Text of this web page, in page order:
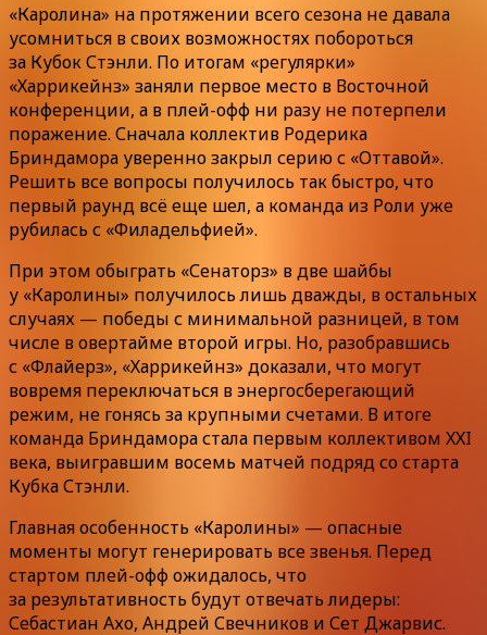
«Каролина» на протяжении всего сезона не давала
усомниться в своих возможностях побороться
за Кубок Стэнли. По итогам «регулярки»
«Харрикейнз» заняли первое место в Восточной
конференции, а в плей-офф ни разу не потерпели
поражение. Сначала коллектив Родерика
Бриндамора уверенно закрыл серию с «Оттавой».
Решить все вопросы получилось так быстро, что
первый раунд всё еще шел, а команда из Роли уже
рубилась с «Филадельфией».
При этом обыграть «Сенаторз» в две шайбы
у «Каролины» получилось лишь дважды, в остальных
случаях — победы с минимальной разницей, в том
числе в овертайме второй игры. Но, разобравшись
с «Флайерз», «Харрикейнз» доказали, что могут
вовремя переключаться в энергосберегающий
режим, не гонясь за крупными счетами. В итоге
команда Бриндамора стала первым коллективом XXI
века, выигравшим восемь матчей подряд со старта
Кубка Стэнли.
Главная особенность «Каролины» — опасные
моменты могут генерировать все звенья. Перед
стартом плей-офф ожидалось, что
за результативность будут отвечать лидеры:
Себастиан Ахо, Андрей Свечников и Сет Джарвис.